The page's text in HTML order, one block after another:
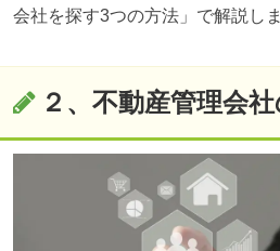
会社を探す3つの方法」で解説しま
２、不動産管理会